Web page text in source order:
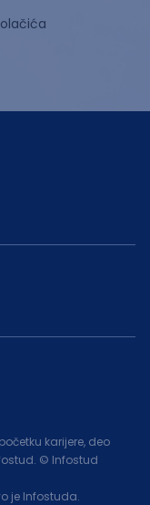
karijere, deo
© Infostud
je Infostuda.